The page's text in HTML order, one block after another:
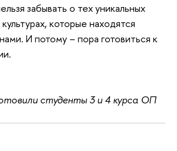
забывать о тех уникальных
которые находятся
И потому – пора готовиться к
студенты 3 и 4 курса ОП